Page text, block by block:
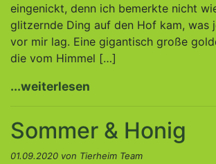
eingenickt, denn ich bemerkte nicht
glitzernde Ding auf den Hof kam, was
vor mir lag. Eine gigantisch große
die vom Himmel […]
...weiterlesen
Sommer & Honig
01.09.2020 von Tierheim Team